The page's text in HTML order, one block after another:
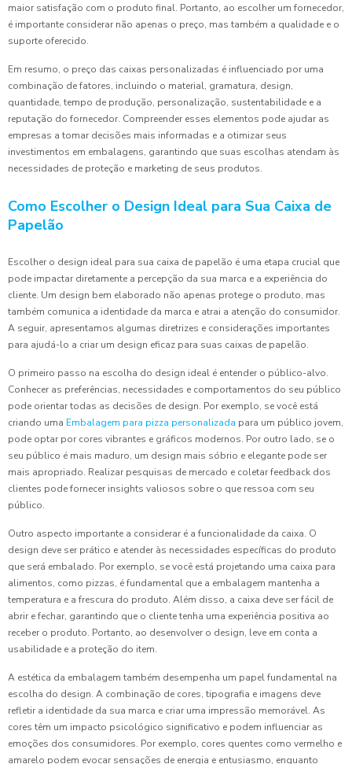
maior satisfação com o produto final. Portanto, ao escolher um fornecedor,
é importante considerar não apenas o preço, mas também a qualidade e o
suporte oferecido.
Em resumo, o preço das caixas personalizadas é influenciado por uma
combinação de fatores, incluindo o material, gramatura, design,
quantidade, tempo de produção, personalização, sustentabilidade e a
reputação do fornecedor. Compreender esses elementos pode ajudar as
empresas a tomar decisões mais informadas e a otimizar seus
investimentos em embalagens, garantindo que suas escolhas atendam às
necessidades de proteção e marketing de seus produtos.
Como Escolher o Design Ideal para Sua Caixa de
Papelão
Escolher o design ideal para sua caixa de papelão é uma etapa crucial que
pode impactar diretamente a percepção da sua marca e a experiência do
cliente. Um design bem elaborado não apenas protege o produto, mas
também comunica a identidade da marca e atrai a atenção do consumidor.
A seguir, apresentamos algumas diretrizes e considerações importantes
para ajudá-lo a criar um design eficaz para suas caixas de papelão.
O primeiro passo na escolha do design ideal é entender o público-alvo.
Conhecer as preferências, necessidades e comportamentos do seu público
pode orientar todas as decisões de design. Por exemplo, se você está
criando uma Embalagem para pizza personalizada para um público jovem,
pode optar por cores vibrantes e gráficos modernos. Por outro lado, se o
seu público é mais maduro, um design mais sóbrio e elegante pode ser
mais apropriado. Realizar pesquisas de mercado e coletar feedback dos
clientes pode fornecer insights valiosos sobre o que ressoa com seu
público.
Outro aspecto importante a considerar é a funcionalidade da caixa. O
design deve ser prático e atender às necessidades específicas do produto
que será embalado. Por exemplo, se você está projetando uma caixa para
alimentos, como pizzas, é fundamental que a embalagem mantenha a
temperatura e a frescura do produto. Além disso, a caixa deve ser fácil de
abrir e fechar, garantindo que o cliente tenha uma experiência positiva ao
receber o produto. Portanto, ao desenvolver o design, leve em conta a
usabilidade e a proteção do item.
A estética da embalagem também desempenha um papel fundamental na
escolha do design. A combinação de cores, tipografia e imagens deve
refletir a identidade da sua marca e criar uma impressão memorável. As
cores têm um impacto psicológico significativo e podem influenciar as
emoções dos consumidores. Por exemplo, cores quentes como vermelho e
amarelo podem evocar sensações de energia e entusiasmo, enquanto